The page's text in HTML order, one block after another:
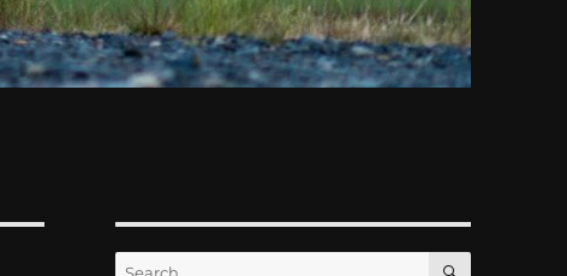
Search
SEARCH